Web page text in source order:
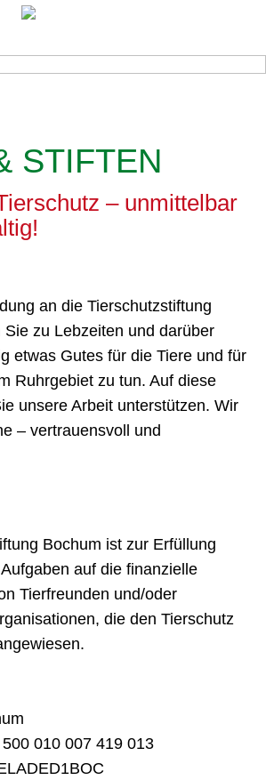
STIFTEN
– unmittelbar
an die Tierschutzstiftung
zu Lebzeiten und darüber
etwas Gutes für die Tiere und für
Ruhrgebiet zu tun. Auf diese
– vertrauensvoll und